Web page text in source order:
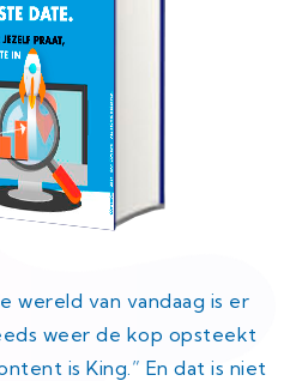
wereld van vandaag is er
weer de kop opsteekt
is King.” En dat is niet